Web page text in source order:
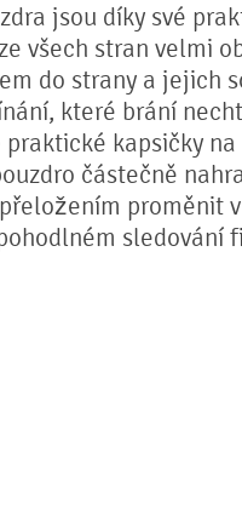
jsou díky své
všech stran velmi
do strany a jejich
které brání
kapsičky na
částečně
proměnit
sledování